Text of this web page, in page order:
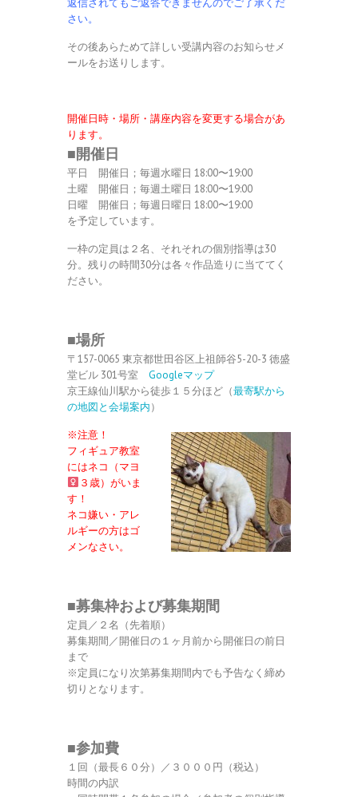
さい。
その後あらためて詳しい受講内容のお知らせメ
ールをお送りします。
開催日時・場所・講座内容を変更する場合があ
ります。
■開催日
平日 開催日；毎週水曜日 18:00〜19:00
土曜 開催日；毎週土曜日 18:00〜19:00
日曜 開催日；毎週日曜日 18:00〜19:00
を予定しています。
一枠の定員は２名、それそれの個別指導は30
分。残りの時間30分は各々作品造りに当ててく
ださい。
■場所
〒157-0065 東京都世田谷区上祖師谷5-20-3 徳盛
堂ビル 301号室 Googleマップ
京王線仙川駅から徒歩１５分ほど（最寄駅から
の地図と会場案内）
※注意！
フィギュア教室
にはネコ（マヨ
３歳）がいま
す！
ネコ嫌い・アレ
ルギーの方はゴ
メンなさい。
■募集枠および募集期間
定員／２名（先着順）
募集期間／開催日の１ヶ月前から開催日の前日
まで
※定員になり次第募集期間内でも予告なく締め
切りとなります。
■参加費
１回（最長６０分）／３０００円（税込）
時間の内訳